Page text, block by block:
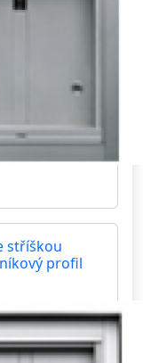
stříškou
profil